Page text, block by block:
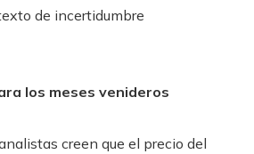
de incertidumbre
los meses venideros
creen que el precio del